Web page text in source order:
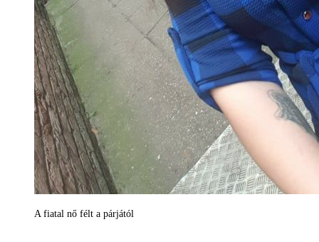
A fiatal nő félt a párjától